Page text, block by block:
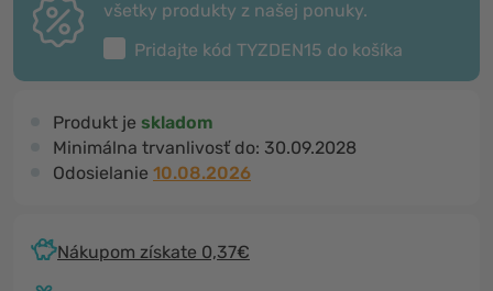
všetky produkty z našej ponuky.
Pridajte kód TYZDEN15 do košíka
Produkt je skladom
Minimálna trvanlivosť do: 30.09.2028
Odosielanie 10.08.2026
Nákupom získate 0,37€